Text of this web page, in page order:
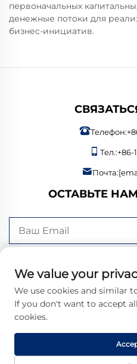
первоначальных
денежные потоки для
бизнес-инициатив.
Телефон:
Тел.:+86-
Почта:
ОСТАВЬТЕ
© 2026 Bangzheng (Shandong)
Все права защищены. |
We value your
We use cookies and similar
If you don't want to accept
cookies.